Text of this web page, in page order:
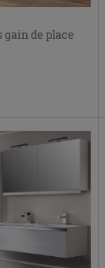
gain de place